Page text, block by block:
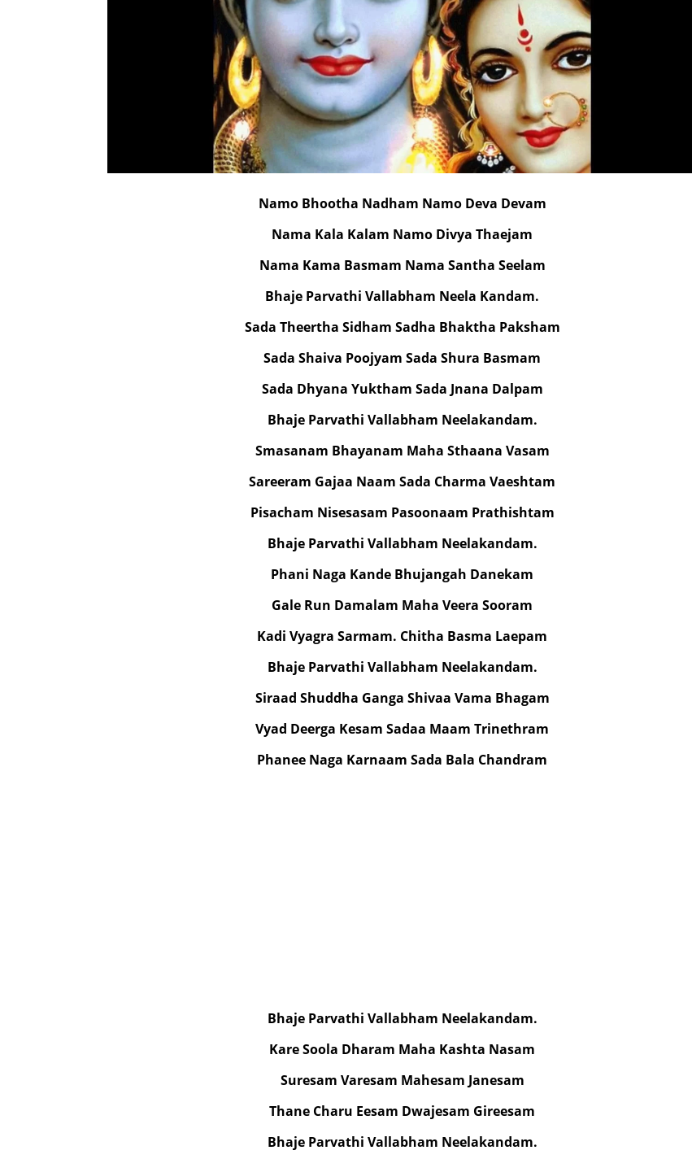
Namo Bhootha Nadham Namo Deva Devam
Nama Kala Kalam Namo Divya Thaejam
Nama Kama Basmam Nama Santha Seelam
Bhaje Parvathi Vallabham Neela Kandam.
Sada Theertha Sidham Sadha Bhaktha Paksham
Sada Shaiva Poojyam Sada Shura Basmam
Sada Dhyana Yuktham Sada Jnana Dalpam
Bhaje Parvathi Vallabham Neelakandam.
Smasanam Bhayanam Maha Sthaana Vasam
Sareeram Gajaa Naam Sada Charma Vaeshtam
Pisacham Nisesasam Pasoonaam Prathishtam
Bhaje Parvathi Vallabham Neelakandam.
Phani Naga Kande Bhujangah Danekam
Gale Run Damalam Maha Veera Sooram
Kadi Vyagra Sarmam. Chitha Basma Laepam
Bhaje Parvathi Vallabham Neelakandam.
Siraad Shuddha Ganga Shivaa Vama Bhagam
Vyad Deerga Kesam Sadaa Maam Trinethram
Phanee Naga Karnaam Sada Bala Chandram
Bhaje Parvathi Vallabham Neelakandam.
Kare Soola Dharam Maha Kashta Nasam
Suresam Varesam Mahesam Janesam
Thane Charu Eesam Dwajesam Gireesam
Bhaje Parvathi Vallabham Neelakandam.